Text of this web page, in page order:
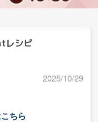
レシピ
2025/10/29
ちら